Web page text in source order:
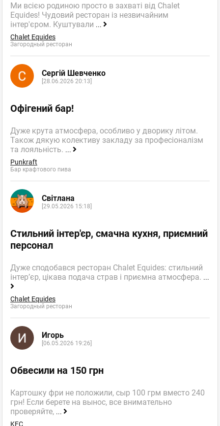
Ми всією родиною просто в захваті від Chalet
Equides! Чудовий ресторан із незвичайним
інтер'єром. Куштували ...
Chalet Equides
Загородный ресторан
Сергій Шевченко
[28.06.2026 20:13]
Офігений бар!
Дуже крута атмосфера, особливо у дворику літом.
Також дякую колективу закладу за професіоналізм
та лояльність. ...
Punkraft
Бар крафтового пива
Світлана
[29.05.2026 15:18]
Стильний інтер'єр, смачна кухня, приємний
персонал
Дуже сподобався ресторан Chalet Equides: стильний
інтер’єр, цікава подача страв і приємна атмосфера. ...
Chalet Equides
Загородный ресторан
Игорь
[06.05.2026 19:26]
Обвесили на 150 грн
Картошку фри не положили, сыр 100 грм вместо 240
грн! Если берете на вынос, все внимательно
проверяйте, ...
KFC